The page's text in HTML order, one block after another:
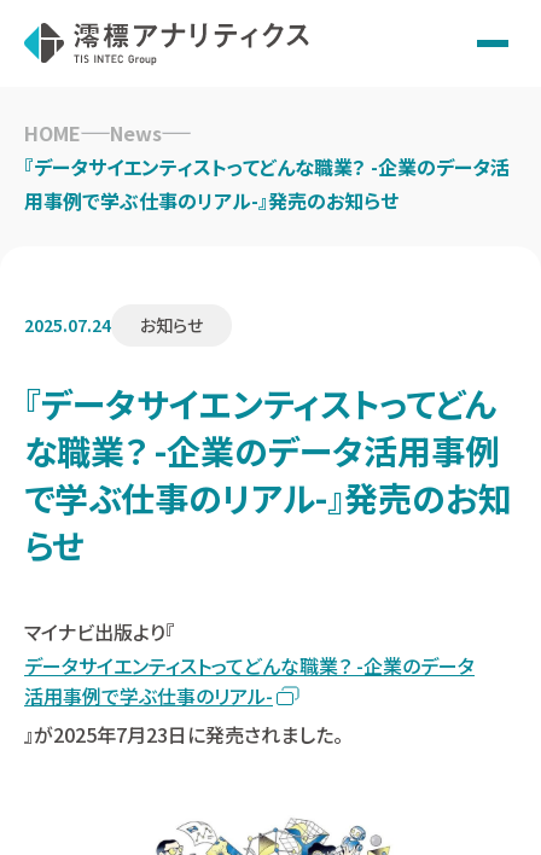
content
HOME
News
『データサイエンティストってどんな職業？ -企業のデータ活
用事例で学ぶ仕事のリアル-』発売のお知らせ
2025.07.24 お知らせ
『データサイエンティストってどん
な職業？ -企業のデータ活用事例
で学ぶ仕事のリアル-』発売のお知
らせ
マイナビ出版より『
データサイエンティストってどんな職業？ -企業のデータ
活用事例で学ぶ仕事のリアル-
』が2025年7月23日に発売されました。